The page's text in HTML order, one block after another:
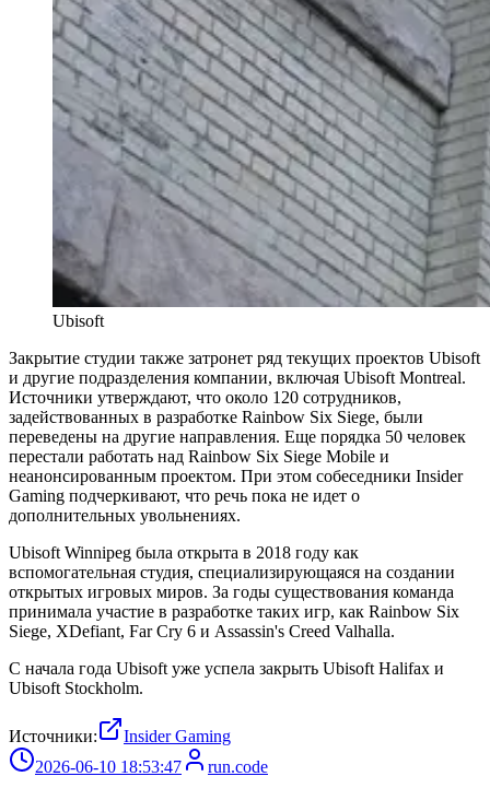
Ubisoft
Закрытие студии также затронет ряд текущих проектов Ubisoft
и другие подразделения компании, включая Ubisoft Montreal.
Источники утверждают, что около 120 сотрудников,
задействованных в разработке Rainbow Six Siege, были
переведены на другие направления. Еще порядка 50 человек
перестали работать над Rainbow Six Siege Mobile и
неанонсированным проектом. При этом собеседники Insider
Gaming подчеркивают, что речь пока не идет о
дополнительных увольнениях.
Ubisoft Winnipeg была открыта в 2018 году как
вспомогательная студия, специализирующаяся на создании
открытых игровых миров. За годы существования команда
принимала участие в разработке таких игр, как Rainbow Six
Siege, XDefiant, Far Cry 6 и Assassin's Creed Valhalla.
С начала года Ubisoft уже успела закрыть Ubisoft Halifax и
Ubisoft Stockholm.
Источники:
Insider Gaming
2026-06-10 18:53:47
run.code